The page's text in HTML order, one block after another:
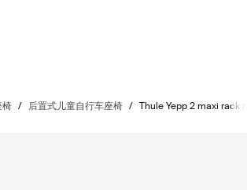
椅 / 后置式儿童自行车座椅 / Thule Yepp 2 maxi rack